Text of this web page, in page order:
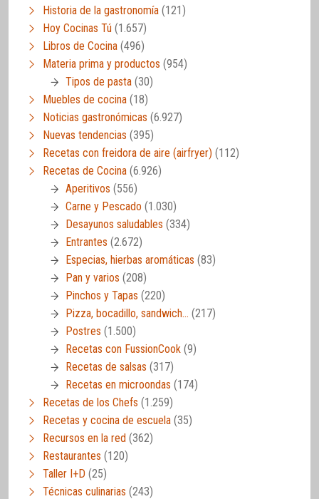
Historia de la gastronomía (121)
Hoy Cocinas Tú (1.657)
Libros de Cocina (496)
Materia prima y productos (954)
Tipos de pasta (30)
Muebles de cocina (18)
Noticias gastronómicas (6.927)
Nuevas tendencias (395)
Recetas con freidora de aire (airfryer) (112)
Recetas de Cocina (6.926)
Aperitivos (556)
Carne y Pescado (1.030)
Desayunos saludables (334)
Entrantes (2.672)
Especias, hierbas aromáticas (83)
Pan y varios (208)
Pinchos y Tapas (220)
Pizza, bocadillo, sandwich… (217)
Postres (1.500)
Recetas con FussionCook (9)
Recetas de salsas (317)
Recetas en microondas (174)
Recetas de los Chefs (1.259)
Recetas y cocina de escuela (35)
Recursos en la red (362)
Restaurantes (120)
Taller I+D (25)
Técnicas culinarias (243)